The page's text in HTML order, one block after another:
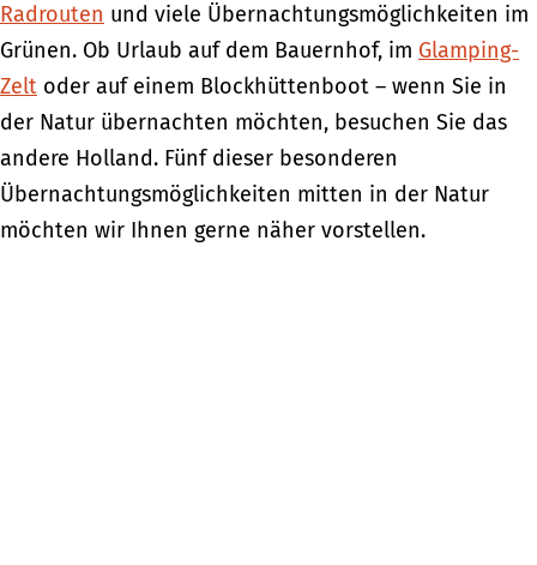
Radrouten und viele Übernachtungsmöglichkeiten im
Grünen. Ob Urlaub auf dem Bauernhof, im Glamping-
Zelt oder auf einem Blockhüttenboot – wenn Sie in
der Natur übernachten möchten, besuchen Sie das
andere Holland. Fünf dieser besonderen
Übernachtungsmöglichkeiten mitten in der Natur
möchten wir Ihnen gerne näher vorstellen.